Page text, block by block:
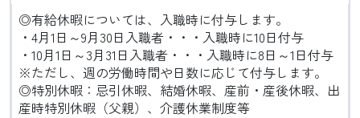
◎有給休暇については、入職時に付与します。
・4月1日～9月30日入職者・・・入職時に10日付与
・10月1日～3月31日入職者・・・入職時に8日～1日付与
※ただし、週の労働時間や日数に応じて付与します。
◎特別休暇：忌引休暇、結婚休暇、産前・産後休暇、出
産時特別休暇（父親）、介護休業制度等